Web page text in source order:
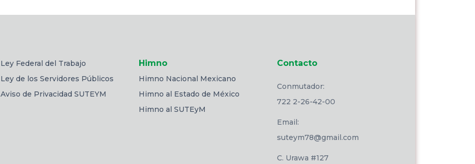
Ley Federal del Trabajo
Ley de los Servidores Públicos
Aviso de Privacidad SUTEYM
Himno
Himno Nacional Mexicano
Himno al Estado de México
Himno al SUTEyM
Contacto
Conmutador:
722 2-26-42-00
Email:
suteym78@gmail.com
C. Urawa #127